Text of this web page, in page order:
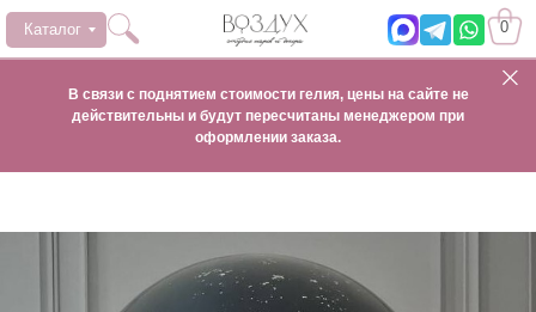
0
Каталог
В связи с поднятием стоимости гелия, цены на сайте не
действительны и будут пересчитаны менеджером при
оформлении заказа.